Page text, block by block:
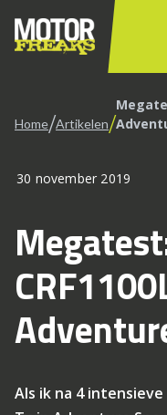
Home/Artikelen/
30 november 2019
Als ik na 4